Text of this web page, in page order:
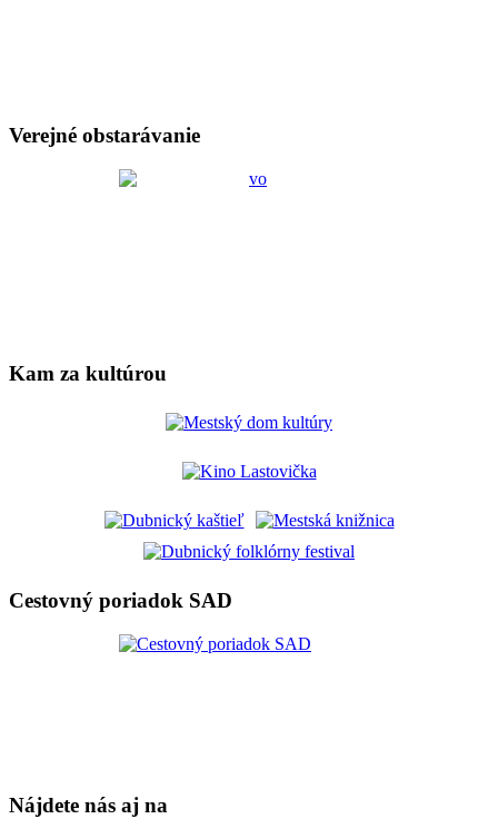
Verejné obstarávanie
Kam za kultúrou
Cestovný poriadok SAD
Nájdete nás aj na